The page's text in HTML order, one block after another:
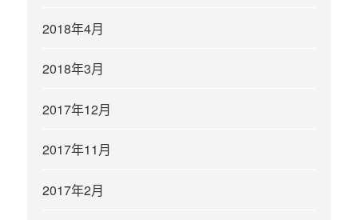
2018年4月
2018年3月
2017年12月
2017年11月
2017年2月